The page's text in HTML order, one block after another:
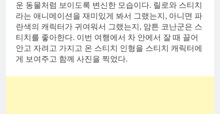
운 동물처럼 보이도록 변신한 모습이다. 릴로와 스티치
라는 애니메이션을 재미있게 봐서 그랬는지, 아니면 파
란색의 캐릭터가 귀여워서 그랬는지, 암튼 코난군은 스
티치를 좋아한다. 이번 여행에서 차 안에서 잘 때 끌어
안고 자려고 가지고 온 스티치 인형을 스티치 캐릭터에
게 보여주고 함께 사진을 찍었다.